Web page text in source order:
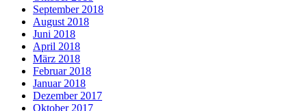
September 2018
August 2018
Juni 2018
April 2018
März 2018
Februar 2018
Januar 2018
Dezember 2017
Oktober 2017